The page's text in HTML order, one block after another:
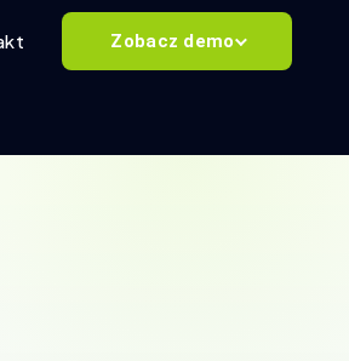
Zobacz demo